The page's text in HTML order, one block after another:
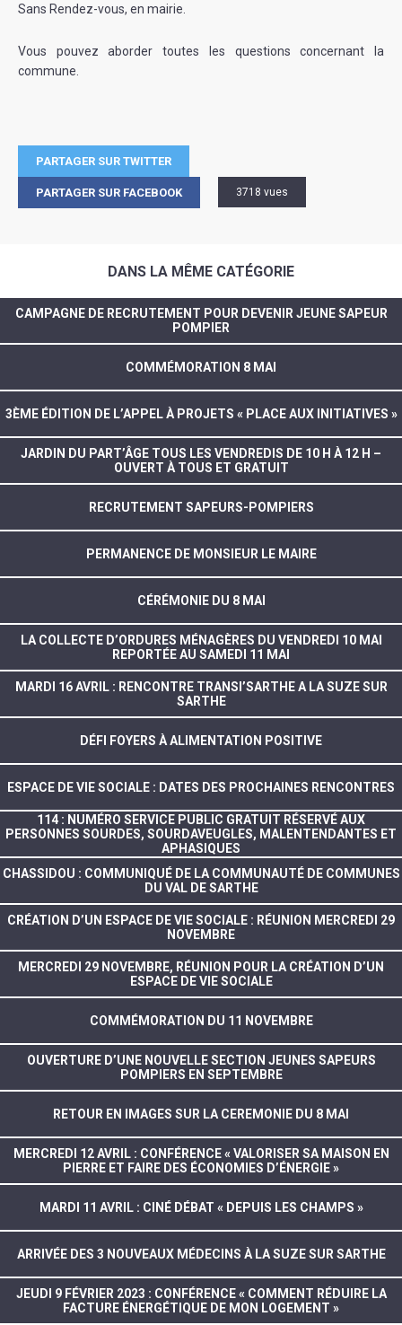
Sans Rendez-vous, en mairie.
Vous pouvez aborder toutes les questions concernant la
commune.
PARTAGER SUR TWITTER
PARTAGER SUR FACEBOOK 3718 vues
DANS LA MÊME CATÉGORIE
CAMPAGNE DE RECRUTEMENT POUR DEVENIR JEUNE SAPEUR
POMPIER
COMMÉMORATION 8 MAI
3ÈME ÉDITION DE L’APPEL À PROJETS « PLACE AUX INITIATIVES »
JARDIN DU PART’ÂGE TOUS LES VENDREDIS DE 10 H À 12 H –
OUVERT À TOUS ET GRATUIT
RECRUTEMENT SAPEURS-POMPIERS
PERMANENCE DE MONSIEUR LE MAIRE
CÉRÉMONIE DU 8 MAI
LA COLLECTE D’ORDURES MÉNAGÈRES DU VENDREDI 10 MAI
REPORTÉE AU SAMEDI 11 MAI
MARDI 16 AVRIL : RENCONTRE TRANSI’SARTHE A LA SUZE SUR
SARTHE
DÉFI FOYERS À ALIMENTATION POSITIVE
ESPACE DE VIE SOCIALE : DATES DES PROCHAINES RENCONTRES
114 : NUMÉRO SERVICE PUBLIC GRATUIT RÉSERVÉ AUX
PERSONNES SOURDES, SOURDAVEUGLES, MALENTENDANTES ET
APHASIQUES
CHASSIDOU : COMMUNIQUÉ DE LA COMMUNAUTÉ DE COMMUNES
DU VAL DE SARTHE
CRÉATION D’UN ESPACE DE VIE SOCIALE : RÉUNION MERCREDI 29
NOVEMBRE
MERCREDI 29 NOVEMBRE, RÉUNION POUR LA CRÉATION D’UN
ESPACE DE VIE SOCIALE
COMMÉMORATION DU 11 NOVEMBRE
OUVERTURE D’UNE NOUVELLE SECTION JEUNES SAPEURS
POMPIERS EN SEPTEMBRE
RETOUR EN IMAGES SUR LA CEREMONIE DU 8 MAI
MERCREDI 12 AVRIL : CONFÉRENCE « VALORISER SA MAISON EN
PIERRE ET FAIRE DES ÉCONOMIES D’ÉNERGIE »
MARDI 11 AVRIL : CINÉ DÉBAT « DEPUIS LES CHAMPS »
ARRIVÉE DES 3 NOUVEAUX MÉDECINS À LA SUZE SUR SARTHE
JEUDI 9 FÉVRIER 2023 : CONFÉRENCE « COMMENT RÉDUIRE LA
FACTURE ÉNERGÉTIQUE DE MON LOGEMENT »